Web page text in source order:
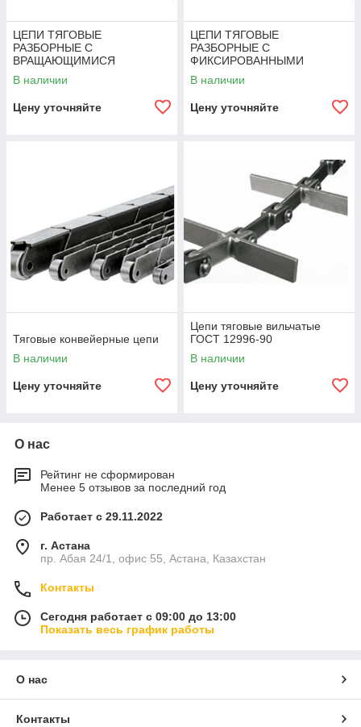
ЦЕПИ ТЯГОВЫЕ
РАЗБОРНЫЕ С
ВРАЩАЮЩИМИСЯ
ВАЛИКАМИ (Р1) ГОСТ 589-
85
В наличии
Цену уточняйте
ЦЕПИ ТЯГОВЫЕ
РАЗБОРНЫЕ С
ФИКСИРОВАННЫМИ
ВАЛИКАМИ (Р2) ГОСТ 589-
85
В наличии
Цену уточняйте
Тяговые конвейерные цепи
В наличии
Цену уточняйте
Цепи тяговые вильчатые
ГОСТ 12996-90
В наличии
Цену уточняйте
О нас
Рейтинг не сформирован
Менее 5 отзывов за последний год
Работает с 29.11.2022
г. Астана
пр. Абая 24/1, офис 55, Астана, Казахстан
Контакты
Сегодня работает с 09:00 до 13:00
Показать весь график работы
О нас
Контакты